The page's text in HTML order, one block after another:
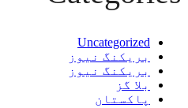
Uncategorized
بریکنگ نیوز
بریکنگ نیوز
بلا گز
پاکستان